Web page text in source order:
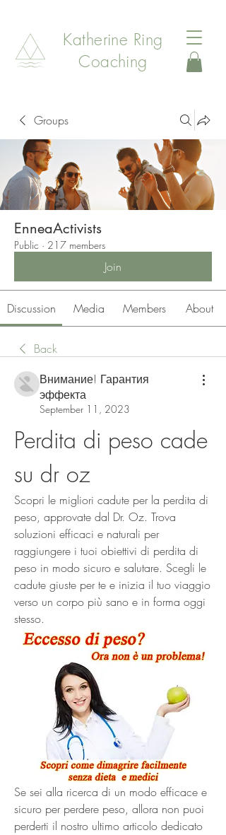
Katherine Ring
Coaching
Groups
EnneaActivists
Public · 217 members
Join
Discussion Media Members About
Back
Внимание! Гарантия
эффекта
September 11, 2023
Perdita di peso cade
su dr oz
Scopri le migliori cadute per la perdita di
peso, approvate dal Dr. Oz. Trova
soluzioni efficaci e naturali per
raggiungere i tuoi obiettivi di perdita di
peso in modo sicuro e salutare. Scegli le
cadute giuste per te e inizia il tuo viaggio
verso un corpo più sano e in forma oggi
stesso.
Se sei alla ricerca di un modo efficace e
sicuro per perdere peso, allora non puoi
perderti il nostro ultimo articolo dedicato